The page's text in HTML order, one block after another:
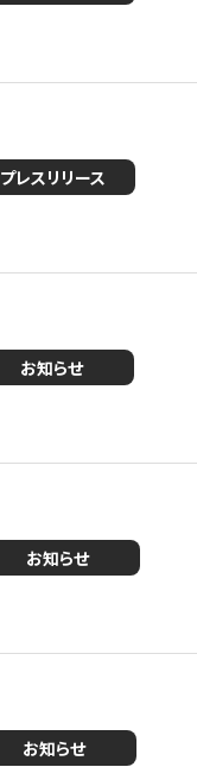
プレスリリース
お知らせ
お知らせ
お知らせ